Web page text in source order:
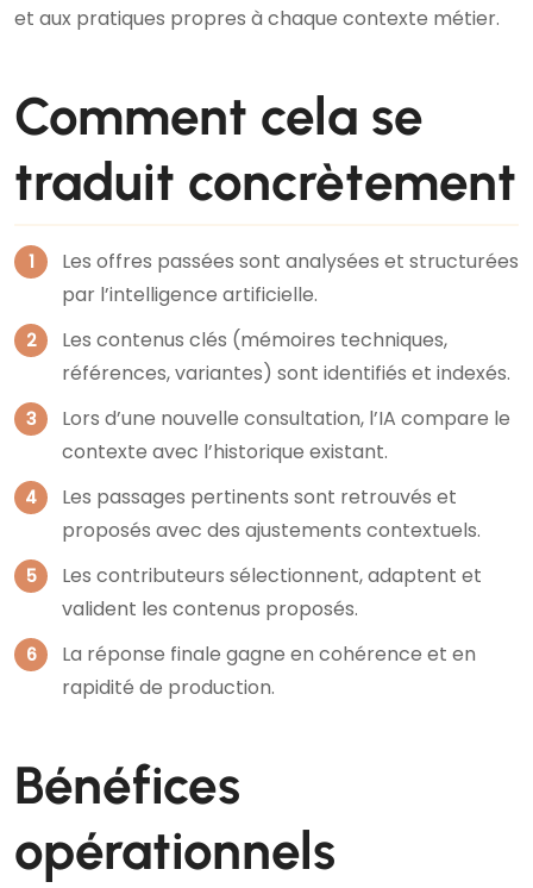
et aux pratiques propres à chaque contexte métier.
Comment cela se
traduit concrètement
Les offres passées sont analysées et structurées
par l’intelligence artificielle.
Les contenus clés (mémoires techniques,
références, variantes) sont identifiés et indexés.
Lors d’une nouvelle consultation, l’IA compare le
contexte avec l’historique existant.
Les passages pertinents sont retrouvés et
proposés avec des ajustements contextuels.
Les contributeurs sélectionnent, adaptent et
valident les contenus proposés.
La réponse finale gagne en cohérence et en
rapidité de production.
Bénéfices
opérationnels